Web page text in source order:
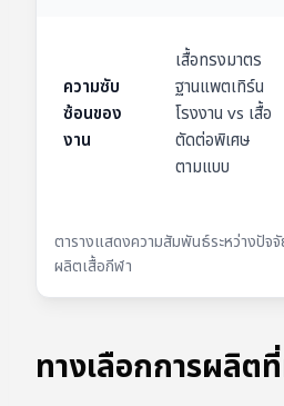
ตารางแสดงความสัมพันธ์ระหว่างปัจ
ผลิตเสื้อกีฬา
ความซับ
ซ้อนของ
งาน
เสื้อทรงมาตร
ฐานแพตเทิร์น
โรงงาน vs เสื้อ
ตัดต่อพิเศษ
ตามแบบ
ทางเลือกการผลิต